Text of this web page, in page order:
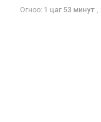
Огноо: 1 цаг 53 минут ,